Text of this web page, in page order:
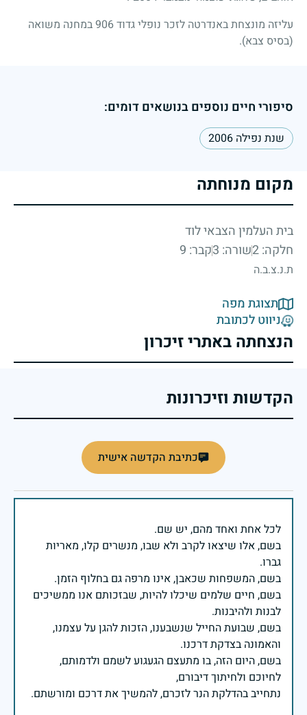
עליזה מונצחת באנדרטה לזכר נופלי גדוד 906 במחנה משואה
(בסיס צבא).
סיפורי חיים נוספים בנושאים דומים:
שנת נפילה 2006
מקום מנוחתה
בית העלמין הצבאי לוד
חלקה: 2
שורה: 3 קבר: 9
ת.נ.צ.ב.ה
תצוגת מפה
ניווט לכתובת
הנצחתה באתרי זיכרון
הקדשות וזיכרונות
כתיבת הקדשה אישית
בשם, אלו שיצאו לקרב ולא שבו, מנשרים קלו, מאריות
בשם, חיים שלמים שיכלו להיות, שבזכותם אנו ממשיכים
בשם, שבועת החייל שנשבענו, הזכות להגן על עצמנו,
בשם, היום הזה, בו מתעצם הגעגוע לשמם ולדמותם,
נתחייב בהדלקת הנר לזכרם, להמשיך את דרכם ומורשתם.